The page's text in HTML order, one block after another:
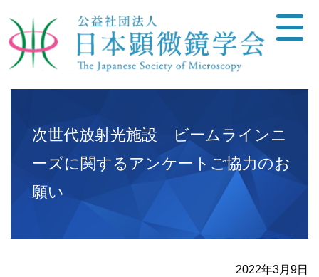
次世代放射光施設 ビームラインニ
ーズに関するアンケートご協力のお
願い
2022年3月9日